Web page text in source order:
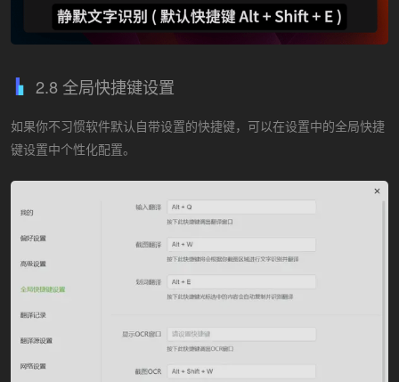
2.8 全局快捷键设置
如果你不习惯软件默认自带设置的快捷键，可以在设置中的全局快捷
键设置中个性化配置。